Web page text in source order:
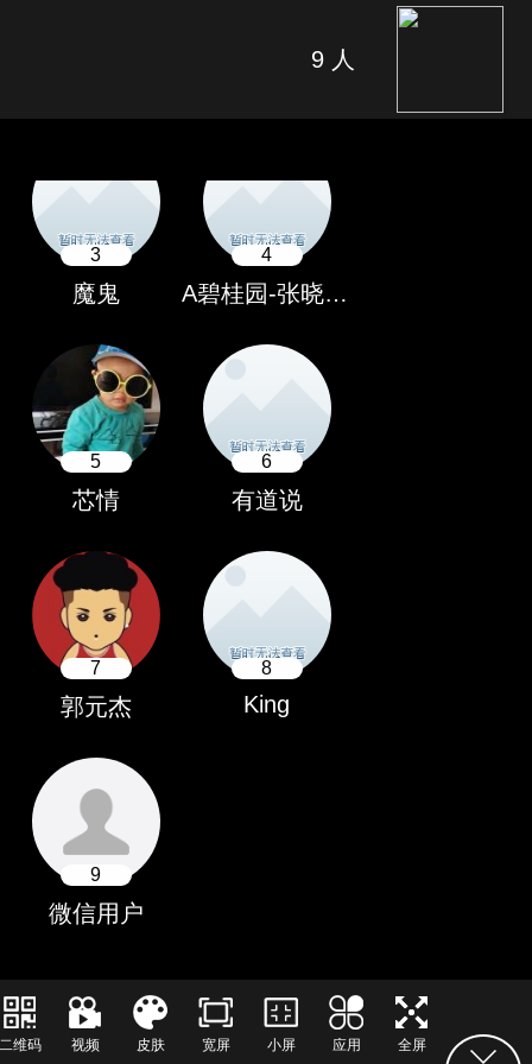
9 人
魔鬼
3
A碧桂园-张晓辉13232184585
4
芯情
5
有道说
6
郭元杰
7
King
8
微信用户
9
维码 视频 皮肤 宽屏 小屏 应用 全屏